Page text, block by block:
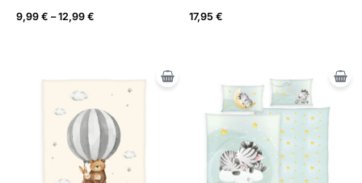
9,99 € –12,99 € 17,95 €